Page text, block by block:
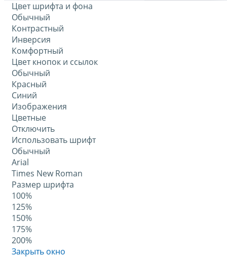
Цвет шрифта и фона
Обычный
Контрастный
Инверсия
Комфортный
Цвет кнопок и ссылок
Обычный
Красный
Синий
Изображения
Цветные
Отключить
Использовать шрифт
Обычный
Arial
Times New Roman
Размер шрифта
100%
125%
150%
175%
200%
Закрыть окно